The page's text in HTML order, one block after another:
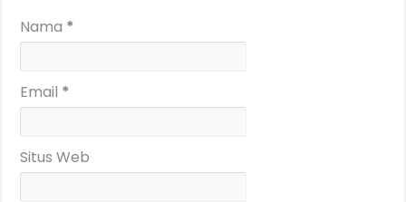
Nama *
Email *
Situs Web